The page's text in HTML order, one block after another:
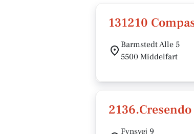
131210
Barmstedt Alle 5
5500 Middelfart
2136.Cresendo
Fynsvej 9